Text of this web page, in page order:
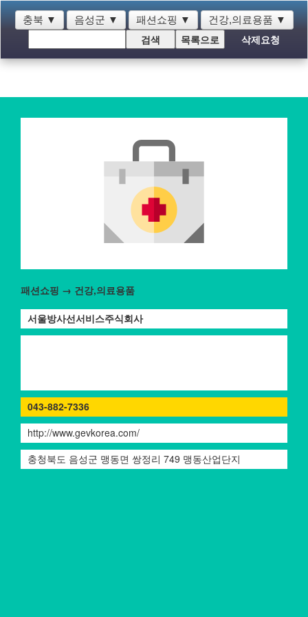
충북 ▼ 음성군 ▼ 패션쇼핑 ▼ 건강,의료용품 ▼
삭제요청
패션쇼핑 → 건강,의료용품
서울방사선서비스주식회사
043-882-7336
http://www.gevkorea.com/
충청북도 음성군 맹동면 쌍정리 749 맹동산업단지